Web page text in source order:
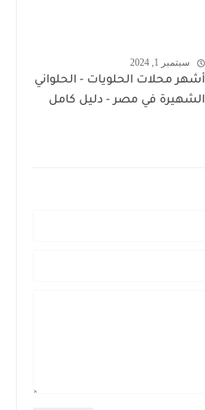
سبتمبر 1, 2024
أشهر محلات الحلويات - الحلواني
الشهيرة في مصر - دليل كامل